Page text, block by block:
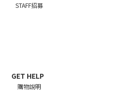
STAFF招募
GET HELP
購物說明